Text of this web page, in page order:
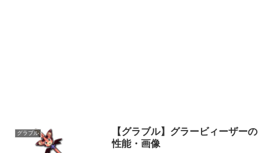
グラブル
【グラブル】グラービィーザーの
性能・画像